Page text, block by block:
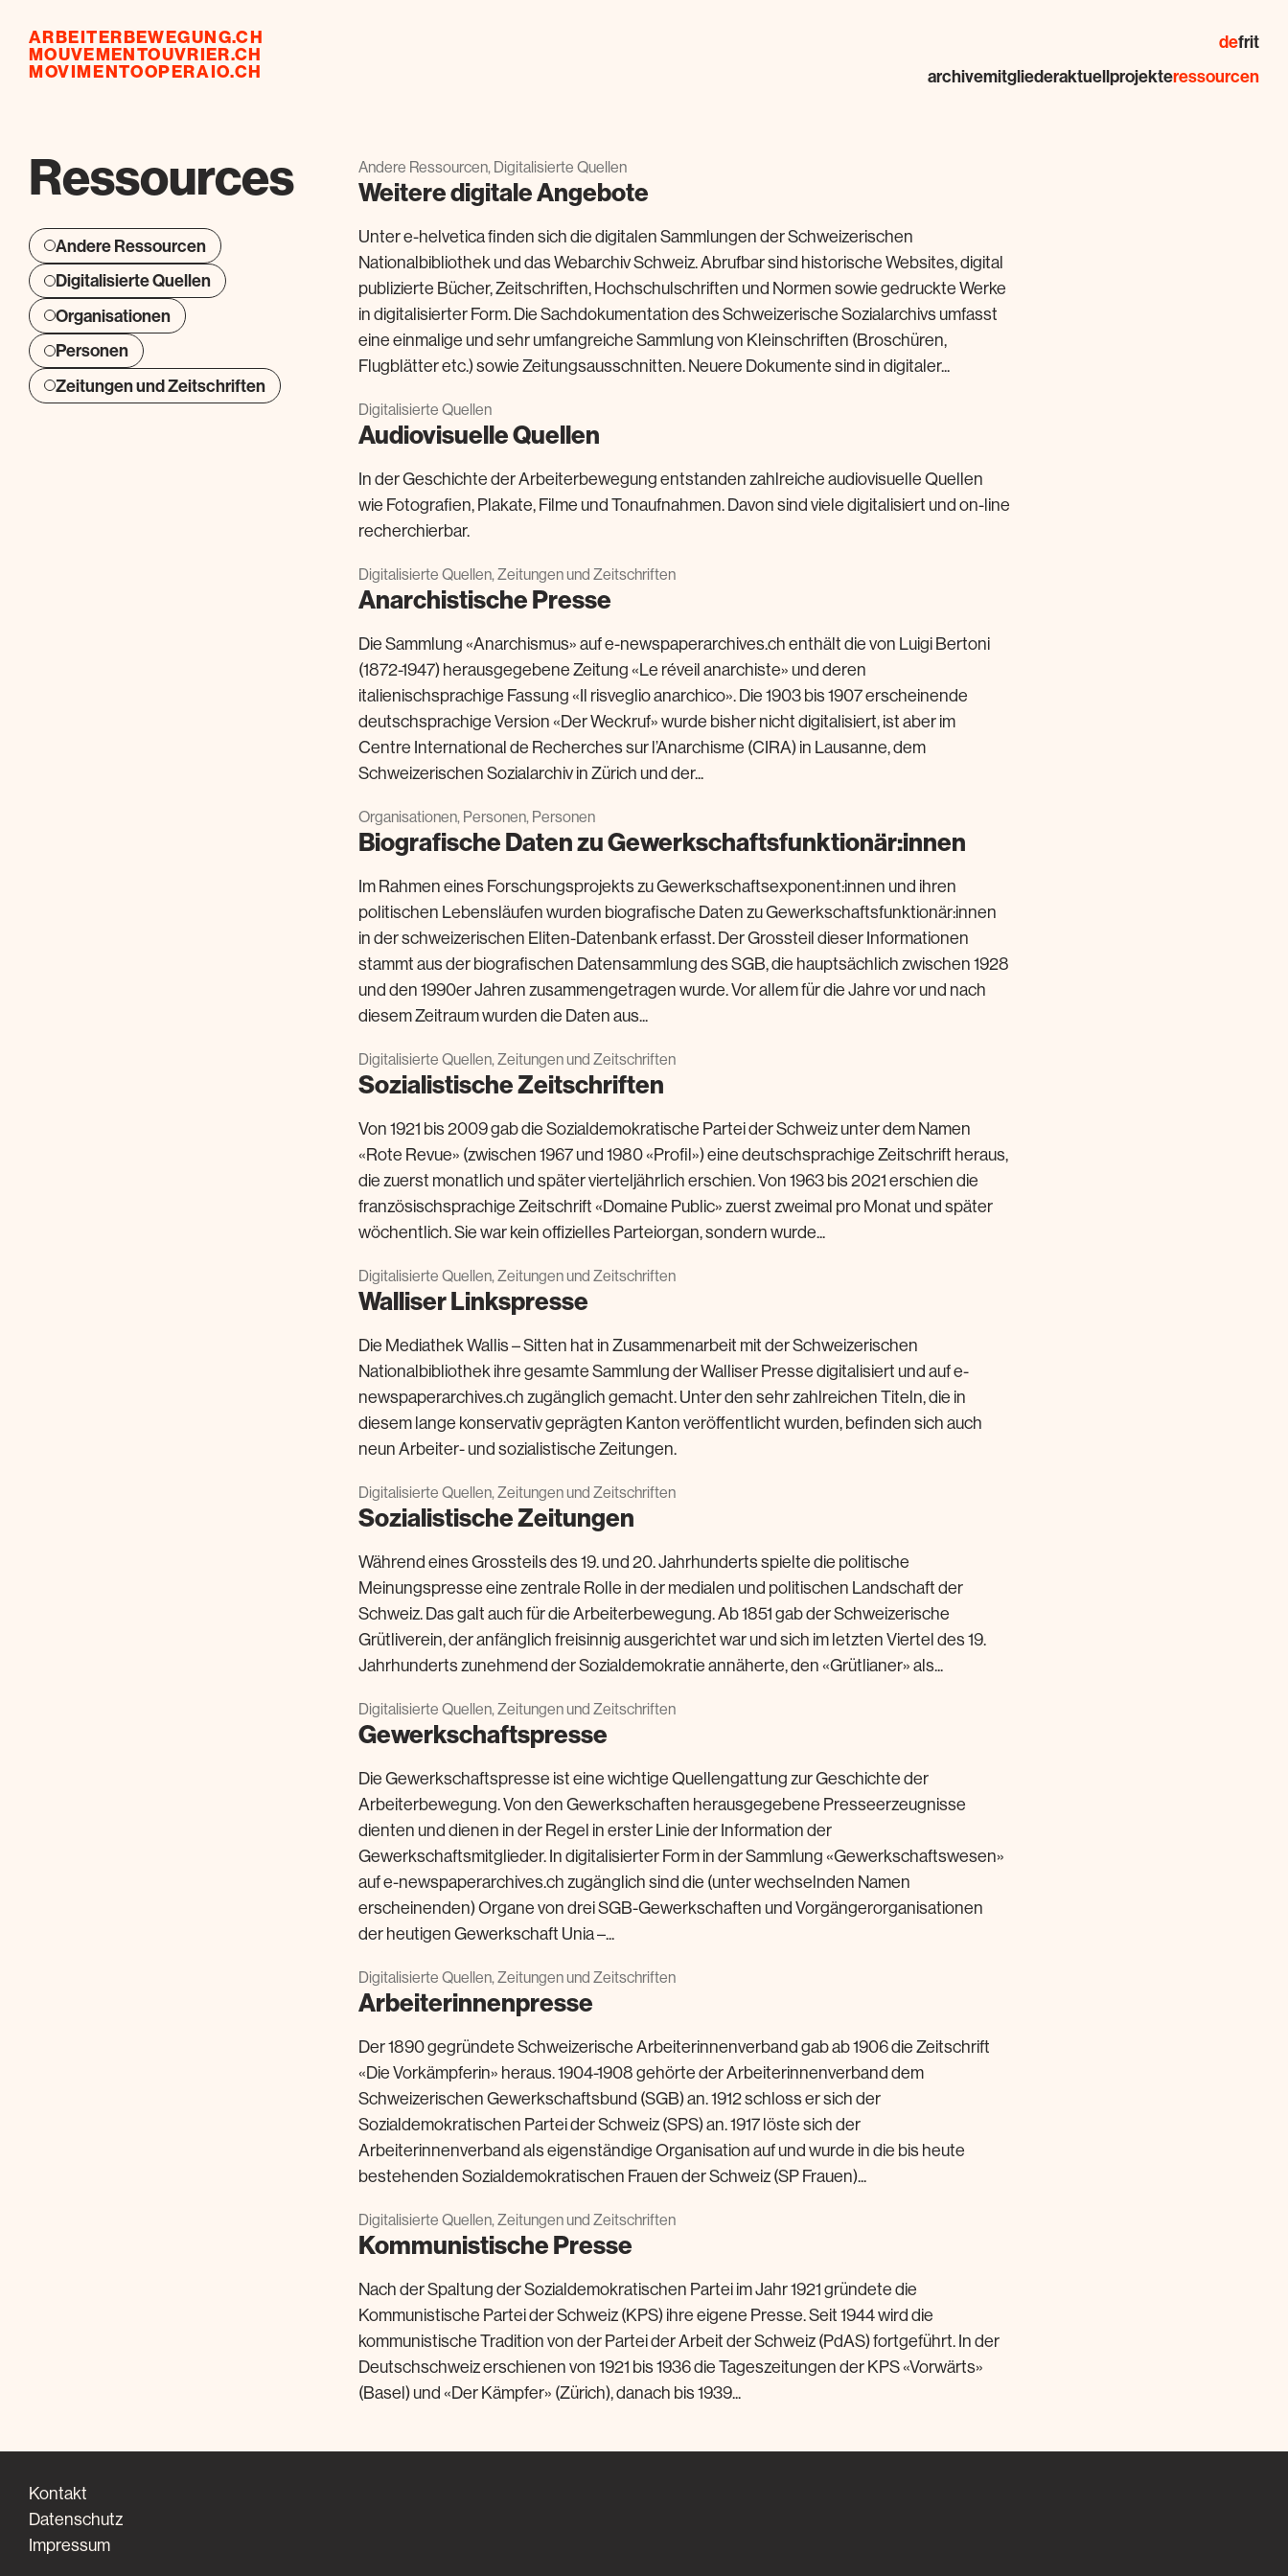
ARBEITERBEWEGUNG.CH
MOUVEMENTOUVRIER.CH
MOVIMENTOOPERAIO.CH
defrit
archivemitgliederaktuellprojekteressourcen
Ressources
Andere Ressourcen
Digitalisierte Quellen
Organisationen
Personen
Zeitungen und Zeitschriften
Andere Ressourcen, Digitalisierte Quellen
Weitere digitale Angebote
Unter e-helvetica finden sich die digitalen Sammlungen der Schweizerischen
Nationalbibliothek und das Webarchiv Schweiz. Abrufbar sind historische Websites, digital
publizierte Bücher, Zeitschriften, Hochschulschriften und Normen sowie gedruckte Werke
in digitalisierter Form. Die Sachdokumentation des Schweizerische Sozialarchivs umfasst
eine einmalige und sehr umfangreiche Sammlung von Kleinschriften (Broschüren,
Flugblätter etc.) sowie Zeitungsausschnitten. Neuere Dokumente sind in digitaler...
Digitalisierte Quellen
Audiovisuelle Quellen
In der Geschichte der Arbeiterbewegung entstanden zahlreiche audiovisuelle Quellen
wie Fotografien, Plakate, Filme und Tonaufnahmen. Davon sind viele digitalisiert und on-line
recherchierbar.
Digitalisierte Quellen, Zeitungen und Zeitschriften
Anarchistische Presse
Die Sammlung «Anarchismus» auf e-newspaperarchives.ch enthält die von Luigi Bertoni
(1872-1947) herausgegebene Zeitung «Le réveil anarchiste» und deren
italienischsprachige Fassung «Il risveglio anarchico». Die 1903 bis 1907 erscheinende
deutschsprachige Version «Der Weckruf» wurde bisher nicht digitalisiert, ist aber im
Centre International de Recherches sur l’Anarchisme (CIRA) in Lausanne, dem
Schweizerischen Sozialarchiv in Zürich und der...
Organisationen, Personen, Personen
Biografische Daten zu Gewerkschaftsfunktionär:innen
Im Rahmen eines Forschungsprojekts zu Gewerkschaftsexponent:innen und ihren
politischen Lebensläufen wurden biografische Daten zu Gewerkschaftsfunktionär:innen
in der schweizerischen Eliten-Datenbank erfasst. Der Grossteil dieser Informationen
stammt aus der biografischen Datensammlung des SGB, die hauptsächlich zwischen 1928
und den 1990er Jahren zusammengetragen wurde. Vor allem für die Jahre vor und nach
diesem Zeitraum wurden die Daten aus...
Digitalisierte Quellen, Zeitungen und Zeitschriften
Sozialistische Zeitschriften
Von 1921 bis 2009 gab die Sozialdemokratische Partei der Schweiz unter dem Namen
«Rote Revue» (zwischen 1967 und 1980 «Profil») eine deutschsprachige Zeitschrift heraus,
die zuerst monatlich und später vierteljährlich erschien. Von 1963 bis 2021 erschien die
französischsprachige Zeitschrift «Domaine Public» zuerst zweimal pro Monat und später
wöchentlich. Sie war kein offizielles Parteiorgan, sondern wurde...
Digitalisierte Quellen, Zeitungen und Zeitschriften
Walliser Linkspresse
Die Mediathek Wallis – Sitten hat in Zusammenarbeit mit der Schweizerischen
Nationalbibliothek ihre gesamte Sammlung der Walliser Presse digitalisiert und auf e-
newspaperarchives.ch zugänglich gemacht. Unter den sehr zahlreichen Titeln, die in
diesem lange konservativ geprägten Kanton veröffentlicht wurden, befinden sich auch
neun Arbeiter- und sozialistische Zeitungen.
Digitalisierte Quellen, Zeitungen und Zeitschriften
Sozialistische Zeitungen
Während eines Grossteils des 19. und 20. Jahrhunderts spielte die politische
Meinungspresse eine zentrale Rolle in der medialen und politischen Landschaft der
Schweiz. Das galt auch für die Arbeiterbewegung. Ab 1851 gab der Schweizerische
Grütliverein, der anfänglich freisinnig ausgerichtet war und sich im letzten Viertel des 19.
Jahrhunderts zunehmend der Sozialdemokratie annäherte, den «Grütlianer» als...
Digitalisierte Quellen, Zeitungen und Zeitschriften
Gewerkschaftspresse
Die Gewerkschaftspresse ist eine wichtige Quellengattung zur Geschichte der
Arbeiterbewegung. Von den Gewerkschaften herausgegebene Presseerzeugnisse
dienten und dienen in der Regel in erster Linie der Information der
Gewerkschaftsmitglieder. In digitalisierter Form in der Sammlung «Gewerkschaftswesen»
auf e-newspaperarchives.ch zugänglich sind die (unter wechselnden Namen
erscheinenden) Organe von drei SGB-Gewerkschaften und Vorgängerorganisationen
der heutigen Gewerkschaft Unia –...
Digitalisierte Quellen, Zeitungen und Zeitschriften
Arbeiterinnenpresse
Der 1890 gegründete Schweizerische Arbeiterinnenverband gab ab 1906 die Zeitschrift
«Die Vorkämpferin» heraus. 1904-1908 gehörte der Arbeiterinnenverband dem
Schweizerischen Gewerkschaftsbund (SGB) an. 1912 schloss er sich der
Sozialdemokratischen Partei der Schweiz (SPS) an. 1917 löste sich der
Arbeiterinnenverband als eigenständige Organisation auf und wurde in die bis heute
bestehenden Sozialdemokratischen Frauen der Schweiz (SP Frauen)...
Digitalisierte Quellen, Zeitungen und Zeitschriften
Kommunistische Presse
Nach der Spaltung der Sozialdemokratischen Partei im Jahr 1921 gründete die
Kommunistische Partei der Schweiz (KPS) ihre eigene Presse. Seit 1944 wird die
kommunistische Tradition von der Partei der Arbeit der Schweiz (PdAS) fortgeführt. In der
Deutschschweiz erschienen von 1921 bis 1936 die Tageszeitungen der KPS «Vorwärts»
(Basel) und «Der Kämpfer» (Zürich), danach bis 1939...
Kontakt
Datenschutz
Impressum